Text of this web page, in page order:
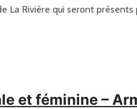
Rivière qui seront présents
et féminine –